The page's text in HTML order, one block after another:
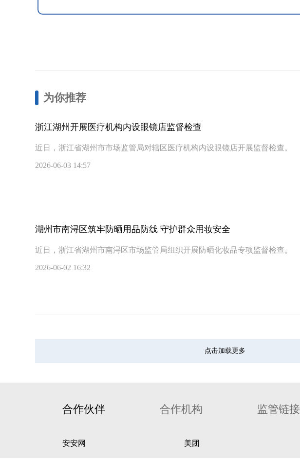
为你推荐
浙江湖州开展医疗机构内设眼镜店监督检查
近日，浙江省湖州市市场监管局对辖区医疗机构内设眼镜店开展监督检查。
2026-06-03 14:57
湖州市南浔区筑牢防晒用品防线 守护群众用妆安全
近日，浙江省湖州市南浔区市场监管局组织开展防晒化妆品专项监督检查。
2026-06-02 16:32
点击加载更多
合作伙伴 合作机构 监管链接
安安网 美团